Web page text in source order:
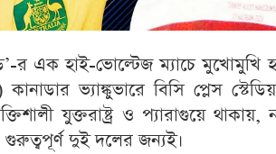
র এক হাই-ভোল্টেজ ম্যাচে মুখোমুখি
ভ্যাঙ্কুভারে বিসি প্লেস
যুক্তরাষ্ট্র ও প্যারাগুয়ে
দুই দলের জন্যই।